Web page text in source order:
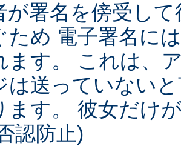
が署名を傍受し
ため 電子署名に
ます。 これは、
は送っていない
ます。 彼女だけ
認防止)